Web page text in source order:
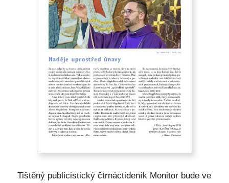
Tištěný publicistický čtrnáctideník Monitor bude ve